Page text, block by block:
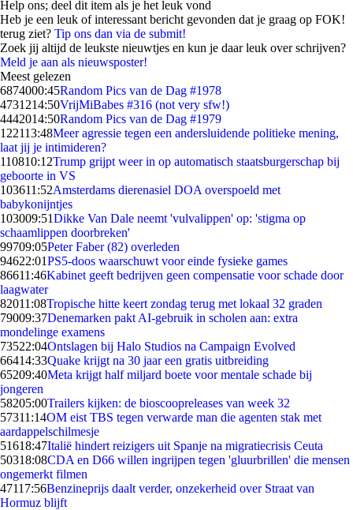
Help ons; deel dit item als je het leuk vond
Heb je een leuk of interessant bericht gevonden dat je graag op FOK!
terug ziet? Tip ons dan via de submit!
Zoek jij altijd de leukste nieuwtjes en kun je daar leuk over schrijven?
Meld je aan als nieuwsposter!
Meest gelezen
6874000:45Random Pics van de Dag #1978
4731214:50VrijMiBabes #316 (not very sfw!)
4442014:50Random Pics van de Dag #1979
122113:48Meer agressie tegen een andersluidende politieke mening,
laat jij je intimideren?
110810:12Trump grijpt weer in op automatisch staatsburgerschap bij
geboorte in VS
103611:52Amsterdams dierenasiel DOA overspoeld met
babykonijntjes
103009:51Dikke Van Dale neemt 'vulvalippen' op: 'stigma op
schaamlippen doorbreken'
99709:05Peter Faber (82) overleden
94622:01PS5-doos waarschuwt voor einde fysieke games
86611:46Kabinet geeft bedrijven geen compensatie voor schade door
laagwater
82011:08Tropische hitte keert zondag terug met lokaal 32 graden
79009:37Denemarken pakt AI-gebruik in scholen aan: extra
mondelinge examens
73522:04Ontslagen bij Halo Studios na Campaign Evolved
66414:33Quake krijgt na 30 jaar een gratis uitbreiding
65209:40Meta krijgt half miljard boete voor mentale schade bij
jongeren
58205:00Trailers kijken: de bioscoopreleases van week 32
57311:14OM eist TBS tegen verwarde man die agenten stak met
aardappelschilmesje
51618:47Italië hindert reizigers uit Spanje na migratiecrisis Ceuta
50318:08CDA en D66 willen ingrijpen tegen 'gluurbrillen' die mensen
ongemerkt filmen
47117:56Benzineprijs daalt verder, onzekerheid over Straat van
Hormuz blijft